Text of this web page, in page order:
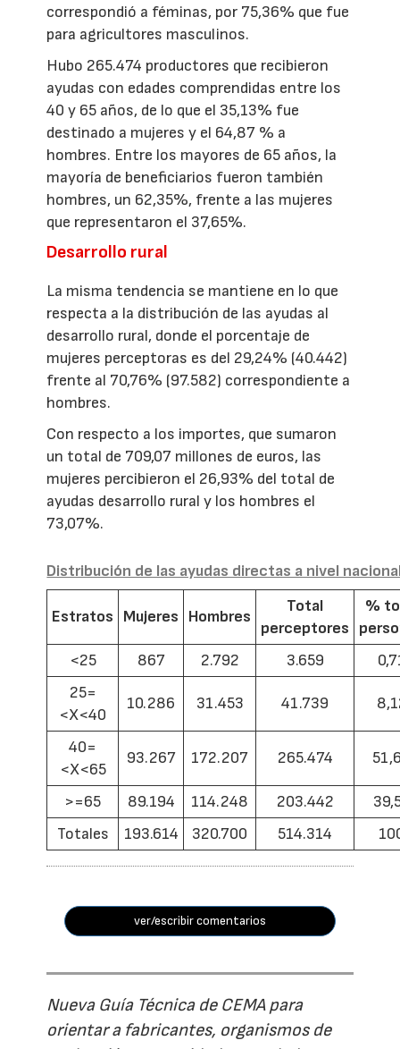
correspondió a féminas, por 75,36% que fue
para agricultores masculinos.
Hubo 265.474 productores que recibieron
ayudas con edades comprendidas entre los
40 y 65 años, de lo que el 35,13% fue
destinado a mujeres y el 64,87 % a
hombres. Entre los mayores de 65 años, la
mayoría de beneficiarios fueron también
hombres, un 62,35%, frente a las mujeres
que representaron el 37,65%.
Desarrollo rural
La misma tendencia se mantiene en lo que
respecta a la distribución de las ayudas al
desarrollo rural, donde el porcentaje de
mujeres perceptoras es del 29,24% (40.442)
frente al 70,76% (97.582) correspondiente a
hombres.
Con respecto a los importes, que sumaron
un total de 709,07 millones de euros, las
mujeres percibieron el 26,93% del total de
ayudas desarrollo rural y los hombres el
73,07%.
Distribución de las ayudas directas a nivel
Estratos Mujeres Hombres
Total
perceptores
%
<25
867 2.792 3.659
25=
<X<40
10.286 31.453 41.739
40=
<X<65
93.267 172.207 265.474
>=65 89.194 114.248 203.442
Totales
193.614 320.700 514.314
ver/escribir comentarios
Nueva Guía Técnica de CEMA para
orientar a fabricantes, organismos de